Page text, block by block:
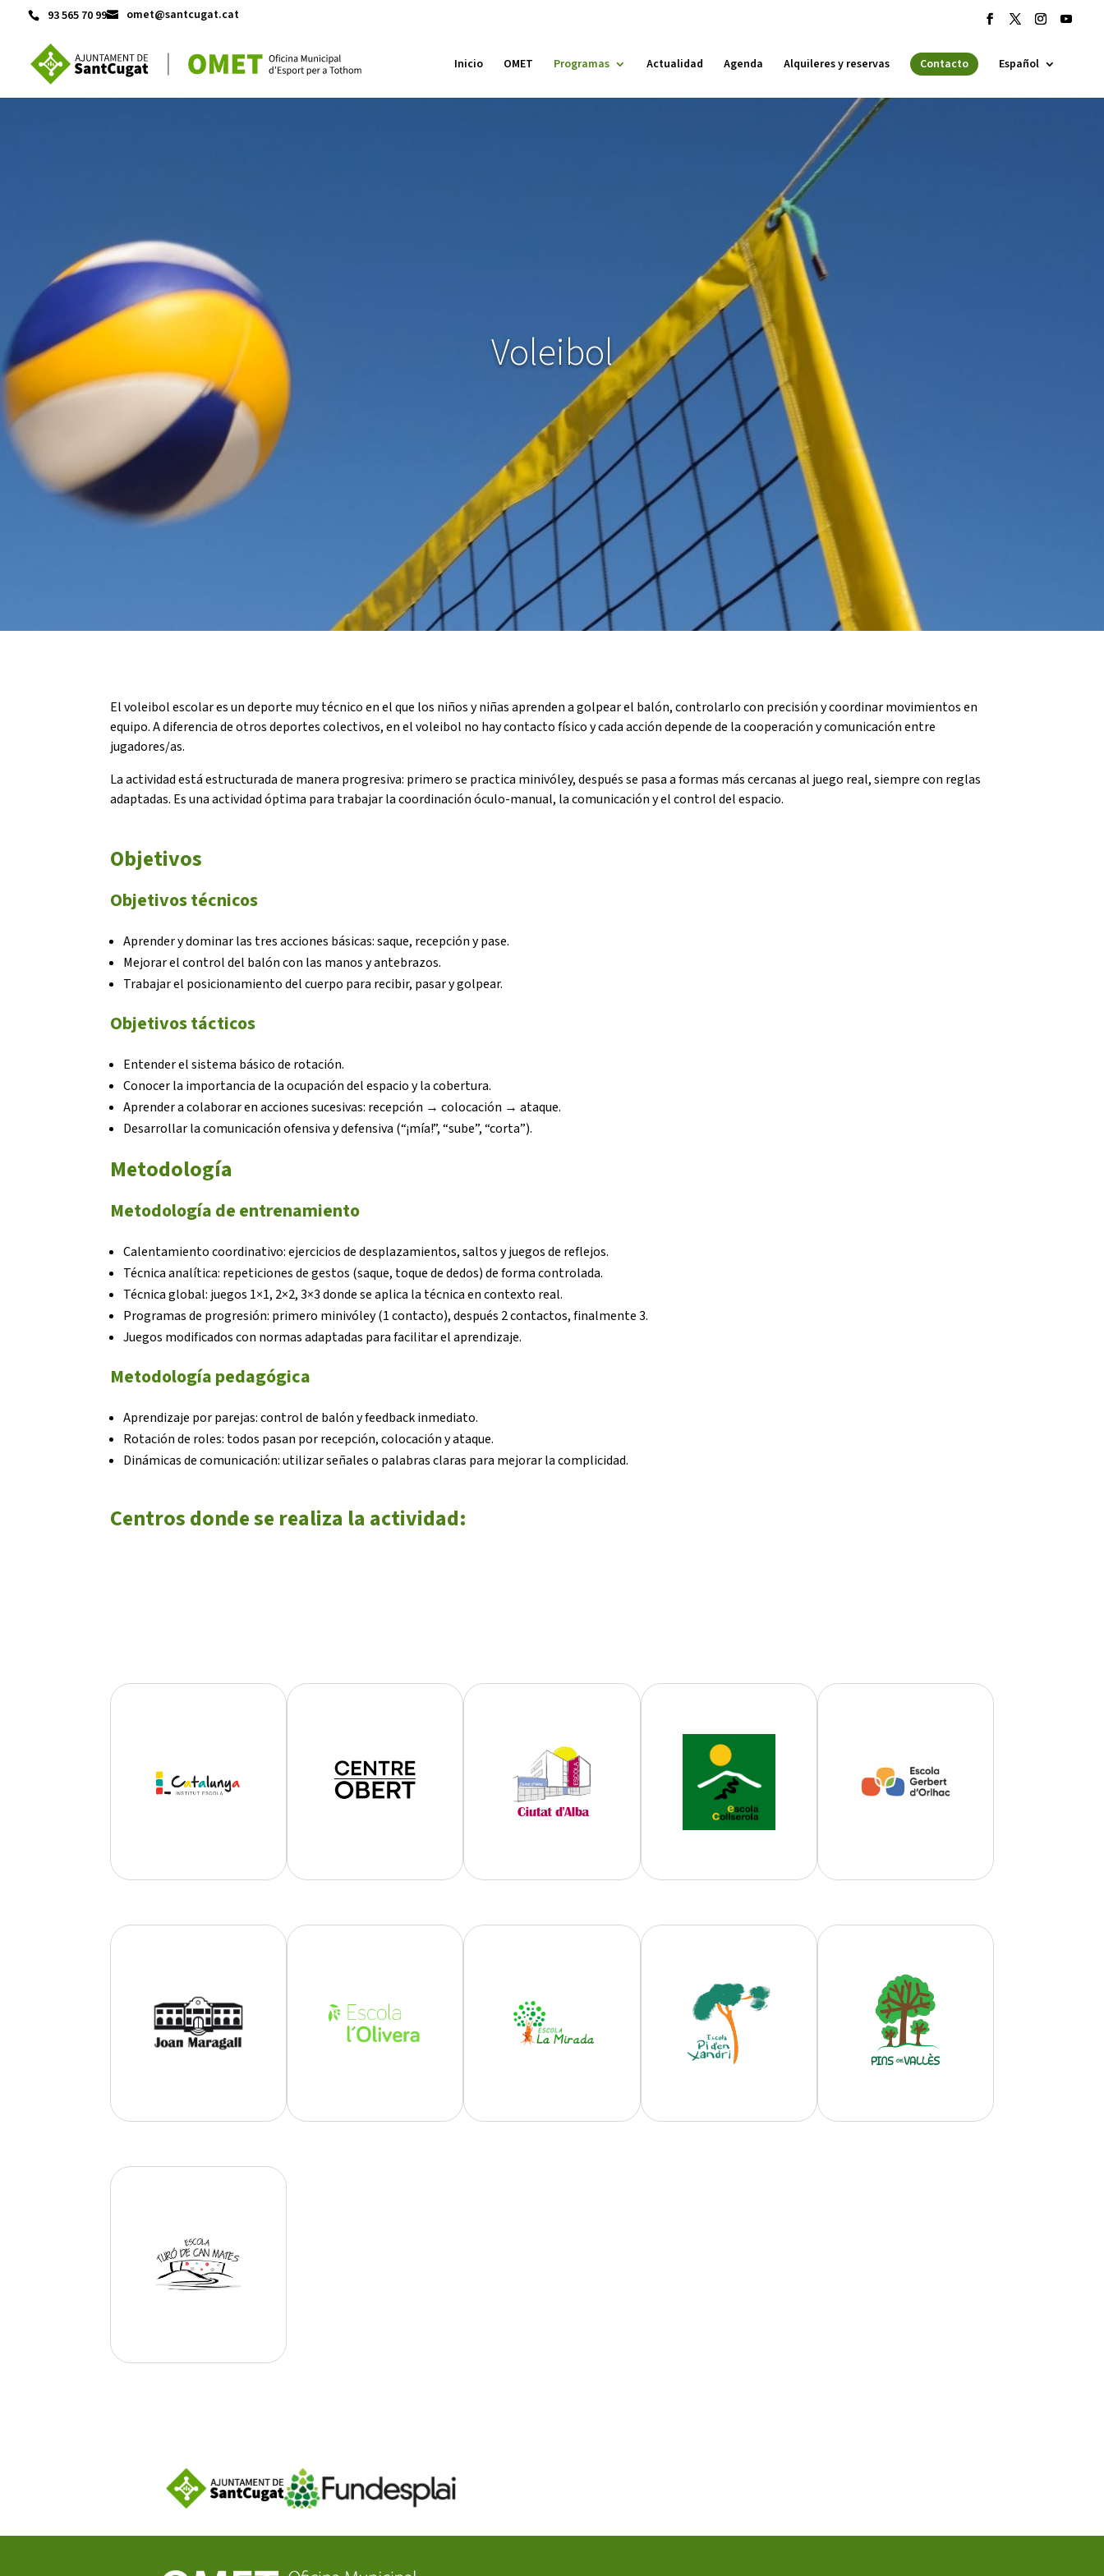
93 565 70 99 omet@santcugat.cat
Inicio OMET Programas Actualidad Agenda Alquileres y reservas Contacto Español
Voleibol
El voleibol escolar es un deporte muy técnico en el que los niños y niñas aprenden a golpear el balón, controlarlo con precisión y coordinar movimientos en
equipo. A diferencia de otros deportes colectivos, en el voleibol no hay contacto físico y cada acción depende de la cooperación y comunicación entre
jugadores/as.
La actividad está estructurada de manera progresiva: primero se practica minivóley, después se pasa a formas más cercanas al juego real, siempre con reglas
adaptadas. Es una actividad óptima para trabajar la coordinación óculo-manual, la comunicación y el control del espacio.
Objetivos
Objetivos técnicos
Aprender y dominar las tres acciones básicas: saque, recepción y pase.
Mejorar el control del balón con las manos y antebrazos.
Trabajar el posicionamiento del cuerpo para recibir, pasar y golpear.
Objetivos tácticos
Entender el sistema básico de rotación.
Conocer la importancia de la ocupación del espacio y la cobertura.
Aprender a colaborar en acciones sucesivas: recepción → colocación → ataque.
Desarrollar la comunicación ofensiva y defensiva (“¡mía!”, “sube”, “corta”).
Metodología
Metodología de entrenamiento
Calentamiento coordinativo: ejercicios de desplazamientos, saltos y juegos de reflejos.
Técnica analítica: repeticiones de gestos (saque, toque de dedos) de forma controlada.
Técnica global: juegos 1×1, 2×2, 3×3 donde se aplica la técnica en contexto real.
Programas de progresión: primero minivóley (1 contacto), después 2 contactos, finalmente 3.
Juegos modificados con normas adaptadas para facilitar el aprendizaje.
Metodología pedagógica
Aprendizaje por parejas: control de balón y feedback inmediato.
Rotación de roles: todos pasan por recepción, colocación y ataque.
Dinámicas de comunicación: utilizar señales o palabras claras para mejorar la complicidad.
Centros donde se realiza la actividad:
ACTIVITATS D'ESTIU MÓN ESCOLAR ALBERG CENTRE ESPLAI FORMACIÓ
SUPORT TERCER SECTOR
CONEIX FUNDESPLAI ACTUALITAT
Notícies
Butlletins
Diari de la Fundació
Fundesplai als mitjans
Xarxes socials
COL·LABORA
Fes voluntariat
Fes un donatiu
Treballa amb nosaltres